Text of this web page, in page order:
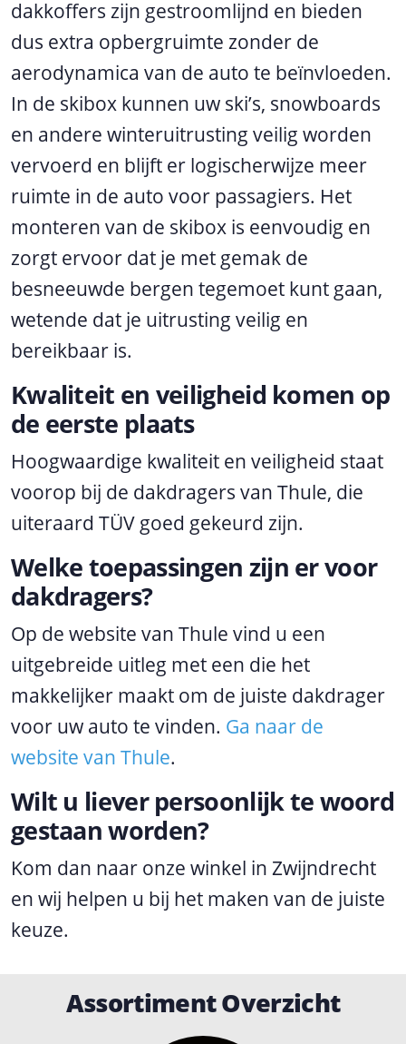
dakkoffers zijn gestroomlijnd en bieden
dus extra opbergruimte zonder de
aerodynamica van de auto te beïnvloeden.
In de skibox kunnen uw ski’s, snowboards
en andere winteruitrusting veilig worden
vervoerd en blijft er logischerwijze meer
ruimte in de auto voor passagiers. Het
monteren van de skibox is eenvoudig en
zorgt ervoor dat je met gemak de
besneeuwde bergen tegemoet kunt gaan,
wetende dat je uitrusting veilig en
bereikbaar is.
Kwaliteit en veiligheid komen op
de eerste plaats
Hoogwaardige kwaliteit en veiligheid staat
voorop bij de dakdragers van Thule, die
uiteraard TÜV goed gekeurd zijn.
Welke toepassingen zijn er voor
dakdragers?
Op de website van Thule vind u een
uitgebreide uitleg met een die het
makkelijker maakt om de juiste dakdrager
voor uw auto te vinden. Ga naar de
website van Thule.
Wilt u liever persoonlijk te woord
gestaan worden?
Kom dan naar onze winkel in Zwijndrecht
en wij helpen u bij het maken van de juiste
keuze.
Assortiment Overzicht